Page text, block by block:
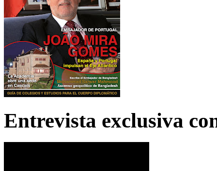
Entrevista exclusiva